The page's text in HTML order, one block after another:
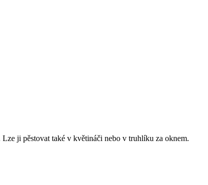
ji pěstovat také v květináči nebo v truhlíku za oknem.